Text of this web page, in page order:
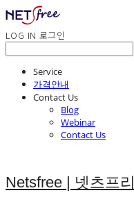
LOG IN 로그인
Service
가격안내
Contact Us
Blog
Webinar
Contact Us
Netsfree | 넷츠프리